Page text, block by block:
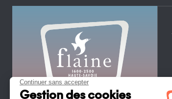
OFFICE DE TOURISME DE FLAINE